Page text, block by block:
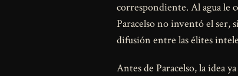
correspondiente. Al agua le
Paracelso no inventó el
difusión entre las élites
Antes de Paracelso, la idea